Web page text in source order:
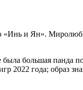
и Ян».
была большая
2022 года; образ